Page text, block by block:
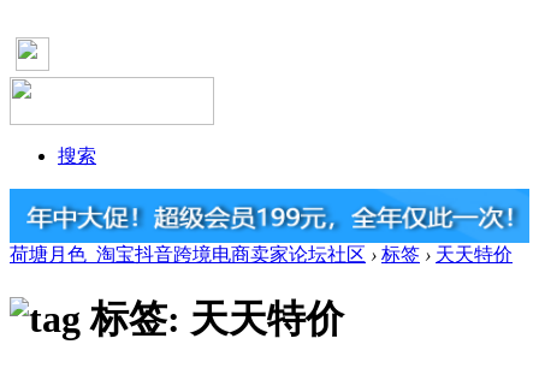
搜索
荷塘月色_淘宝抖音跨境电商卖家论坛社区 › 标签 › 天天特价
标签: 天天特价